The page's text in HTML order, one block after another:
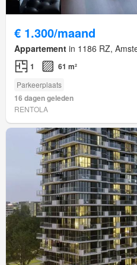
€ 1.300/maand
Appartement in 1186 RZ,
1 61 m²
Parkeerplaats
16 dagen geleden
RENTOLA